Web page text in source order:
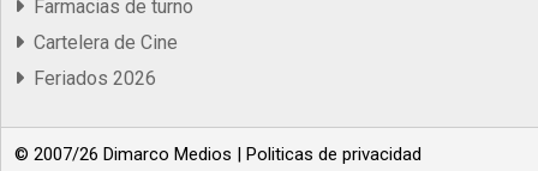
Farmacias de turno
Cartelera de Cine
Feriados 2026
© 2007/26 Dimarco Medios | Politicas de privacidad